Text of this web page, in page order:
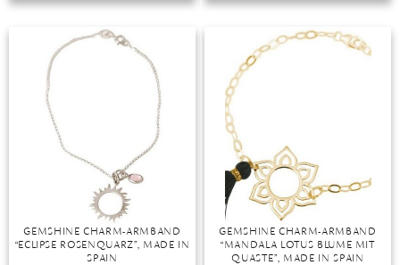
JADE
KARNEOL
KUNZIT
KYANIT
LABRADORIT
LAPISLAZULI
MONDSTEIN
GEMSHINE CHARM-ARMBAND
“ECLIPSE ROSENQUARZ”, MADE IN
SPAIN
GEMSHINE CHARM-ARMBAND
“MANDALA LOTUS BLUME MIT
QUASTE”, MADE IN SPAIN